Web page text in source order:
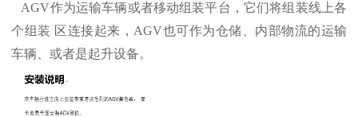
AGV作为运输车辆或者移动组装平台，它们将组装线上各
个组装 区连接起来，AGV也可作为仓储、内部物流的运输
车辆、或者是起升设备。